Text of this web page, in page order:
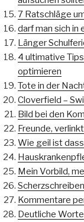
7 Ratschläge
darf man sich in
Länger
4 ultimative
optimieren
Tote in der
Cloverfield –
Bild bei den
Freunde,
Wie geil ist
Mein Vorbild,
Kommentare
Deutliche Worte